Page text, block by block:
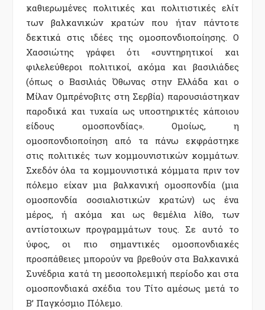
καθιερωμένες πολιτικές και πολιτιστικές ελίτ
των βαλκανικών κρατών που ήταν πάντοτε
δεκτικά στις ιδέες της ομοσπονδιοποίησης. Ο
Χασσιώτης γράφει ότι «συντηρητικοί και
φιλελεύθεροι πολιτικοί, ακόμα και βασιλιάδες
(όπως ο Βασιλιάς Όθωνας στην Ελλάδα και ο
Μίλαν Ομπρένοβιτς στη Σερβία) παρουσιάστηκαν
παροδικά και τυχαία ως υποστηρικτές κάποιου
είδους ομοσπονδίας». Ομοίως, η
ομοσπονδιοποίηση από τα πάνω εκφράστηκε
στις πολιτικές των κομμουνιστικών κομμάτων.
Σχεδόν όλα τα κομμουνιστικά κόμματα πριν τον
πόλεμο είχαν μια βαλκανική ομοσπονδία (μια
ομοσπονδία σοσιαλιστικών κρατών) ως ένα
μέρος, ή ακόμα και ως θεμέλια λίθο, των
αντίστοιχων προγραμμάτων τους. Σε αυτό το
ύφος, οι πιο σημαντικές ομοσπονδιακές
προσπάθειες μπορούν να βρεθούν στα Βαλκανικά
Συνέδρια κατά τη μεσοπολεμική περίοδο και στα
ομοσπονδιακά σχέδια του Τίτο αμέσως μετά το
Β’ Παγκόσμιο Πόλεμο.